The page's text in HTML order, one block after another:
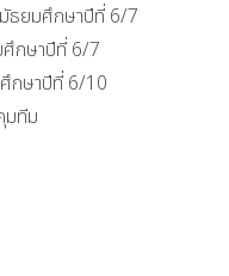
ธยมศึกษาปีที่ 6/7
ศึกษาปีที่ 6/7
กษาปีที่ 6/10
มทีม
CHALLENGE
เลิศ การแข่งขันหุ่นยนต์ยุวชนชิง